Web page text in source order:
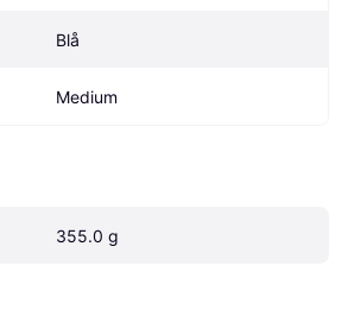
Blå
Medium
355.0 g